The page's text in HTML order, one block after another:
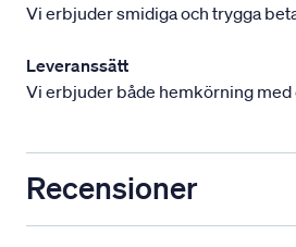
Vi erbjuder smidiga och trygga
Leveranssätt
Vi erbjuder både hemkörning med
Recensioner